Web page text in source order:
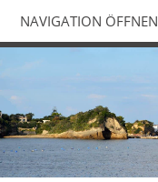
NAVIGATION ÖFFNEN